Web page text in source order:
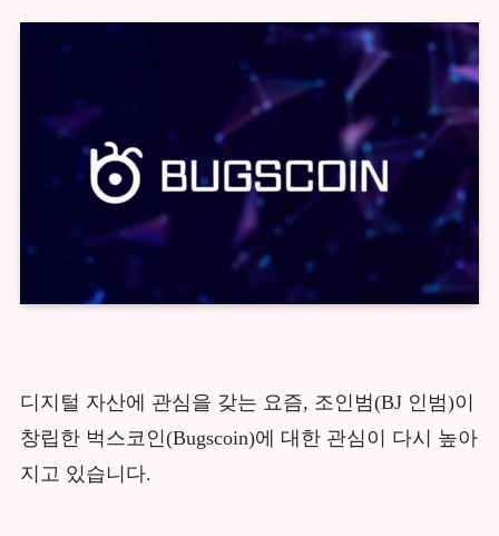
디지털 자산에 관심을 갖는 요즘, 조인범(BJ 인범)이
창립한 벅스코인(Bugscoin)에 대한 관심이 다시 높아
지고 있습니다.